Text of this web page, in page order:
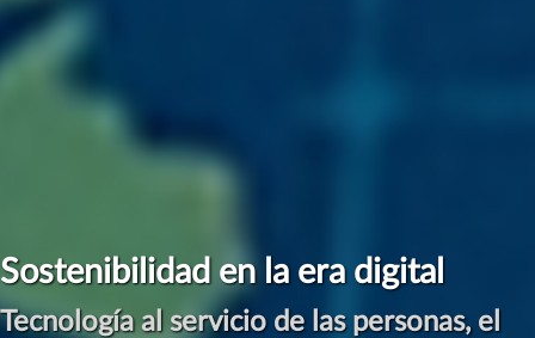
Sostenibilidad en la era digital
Tecnología al servicio de las personas, el